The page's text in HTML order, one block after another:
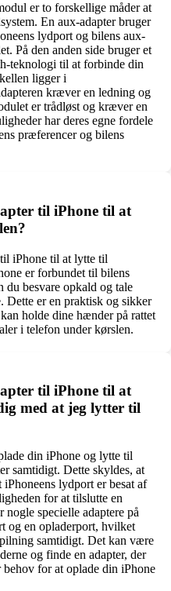
er to forskellige måder at
En aux-adapter bruger
lydport og bilens aux-
På den anden side bruger et
teknologi til at forbinde din
ligger i
kræver en ledning og
er trådløst og kræver en
har deres egne fordele
præferencer og bilens
til iPhone til at
iPhone til at lytte til
er forbundet til bilens
du besvare opkald og tale
Dette er en praktisk og sikker
holde dine hænder på rattet
i telefon under kørslen.
til iPhone til at
med at jeg lytter til
din iPhone og lytte til
samtidigt. Dette skyldes, at
lydport er besat af
for at tilslutte en
specielle adaptere på
og en opladerport, hvilket
samtidigt. Det kan være
og finde en adapter, der
for at oplade din iPhone